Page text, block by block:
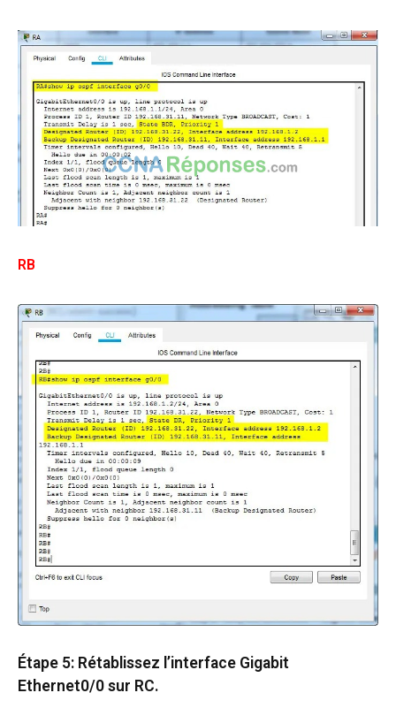
RB
Étape 5: Rétablissez l’interface Gigabit
Ethernet0/0 sur RC.